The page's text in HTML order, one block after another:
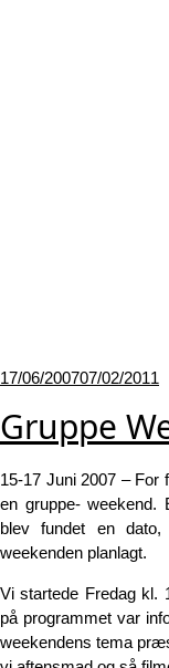
Udgivet
17/06/200707/02/2011
Gruppe
15-17 Juni 2007 – For
en gruppe- weekend.
blev fundet en
weekenden planlagt.
Vi startede Fredag kl.
på programmet var
weekendens tema